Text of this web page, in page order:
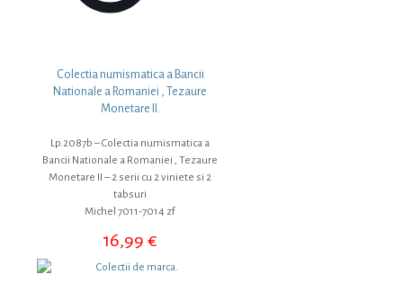
Colectia numismatica a Bancii
Nationale a Romaniei , Tezaure
Monetare II.
Lp.2087b – Colectia numismatica a
Bancii Nationale a Romaniei , Tezaure
Monetare II – 2 serii cu 2 viniete si 2
tabsuri
Michel 7011-7014 zf
16,99€